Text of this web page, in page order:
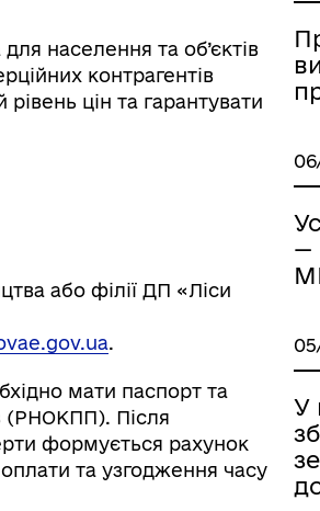
ветеранам та їхнім
населення та об’єктів
контрагентів
цін та гарантувати
або філії ДП «Ліси
.
мати паспорт та
(РНОКПП). Після
формується рахунок
та узгодження часу
—
У